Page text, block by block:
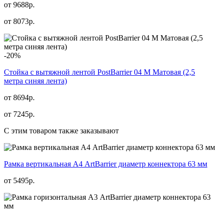
от 9688р.
от 8073р.
-20%
Стойка с вытяжной лентой PostBarrier 04 M Матовая (2,5
метра синяя лента)
от 8694р.
от 7245р.
С этим товаром также заказывают
Рамка вертикальная А4 ArtBarrier диаметр коннектора 63 мм
от 5495р.